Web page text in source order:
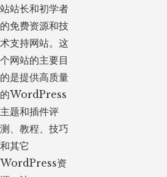
站站长和初学者
的免费资源和技
术支持网站。这
个网站的主要目
的是提供高质量
的WordPress
主题和插件评
测、教程、技巧
和其它
WordPress资